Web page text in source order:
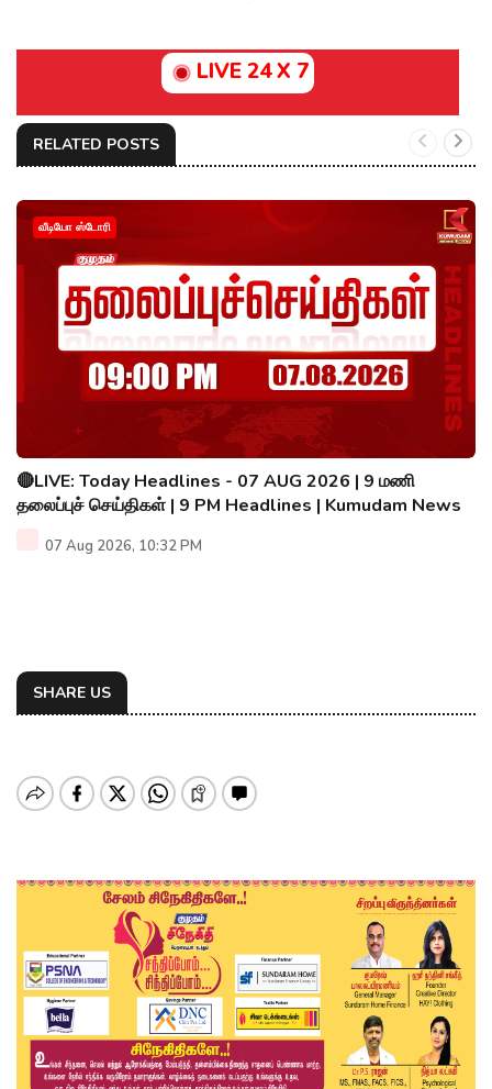
LIVE 24 X 7
RELATED POSTS
வீடியோ ஸ்டோரி
🔴LIVE: Today Headlines - 07 AUG 2026 | 9 மணி
தலைப்புச் செய்திகள் | 9 PM Headlines | Kumudam News
07 Aug 2026, 10:32 PM
SHARE US